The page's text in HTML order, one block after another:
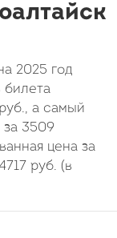
2025 год
билета
, а самый
за 3509
цена за
руб. (в